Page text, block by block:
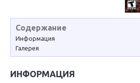
Содержание
Информация
Галерея
ИНФОРМАЦИЯ